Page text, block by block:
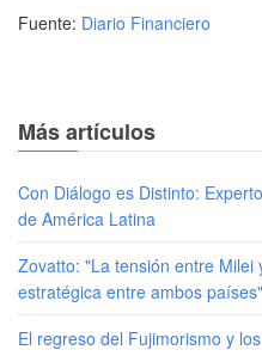
Fuente: Diario Financiero
Más artículos
Con Diálogo es Distinto:
de América Latina
Zovatto: "La tensión entre
estratégica entre ambos países"
El regreso del Fujimorismo y